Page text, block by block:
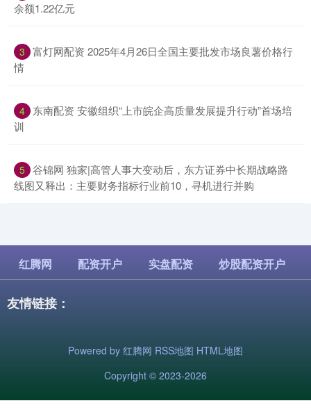
余额1.22亿元
3 ​富灯网配资 2025年4月26日全国主要批发市场良薯价格行
情
4 ​东南配资 安徽组织“上市皖企高质量发展提升行动”首场培
训
5 ​谷锦网 独家|高管人事大变动后，东方证券中长期战略路
线图又释出：主要财务指标行业前10，寻机进行并购
红腾网 配资开户 实盘配资 炒股配资开户
友情链接：
Powered by 红腾网 RSS地图 HTML地图
Copyright © 2023-2026